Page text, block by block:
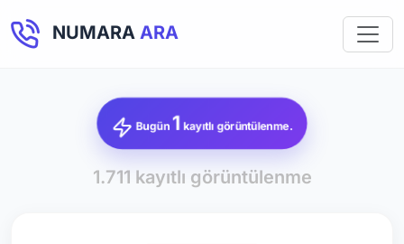
NUMARA ARA
Bugün1 kayıtlı görüntülenme.
1.711 kayıtlı görüntülenme